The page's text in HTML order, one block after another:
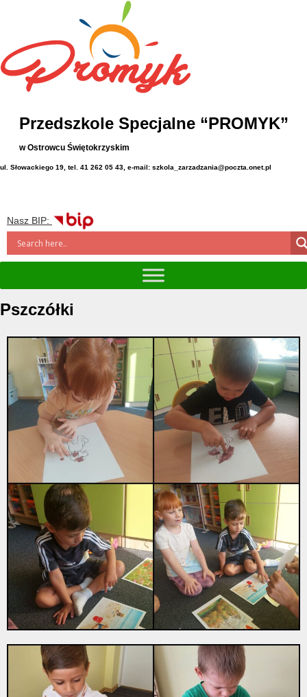
Przedszkole Specjalne “PROMYK”
w Ostrowcu Świętokrzyskim
ul. Słowackiego 19, tel. 41 262 05 43, e-mail: szkola_zarzadzania@poczta.onet.pl
Nasz BIP:
Pszczółki